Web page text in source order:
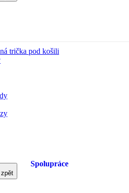
trička pod košili
zpět
Spolupráce